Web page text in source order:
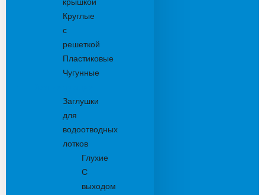
Круглые
с
решеткой
Пластиковые
Чугунные
Заглушки
для
водоотводных
лотков
Глухие
С
выходом